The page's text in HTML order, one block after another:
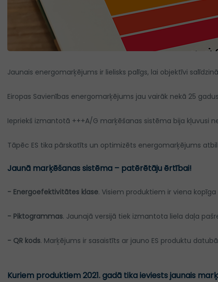
Jaunais energomarķējums ir lielisks palīgs, lai objektīvi
Eiropas Savienības energomarķējums jau vairāk nekā 25
Iepriekš izmantotā +++A/G marķēšanas sistēma bija kļuvusi
Tāpēc ES tika pārskatīts un optimizēts energomarķējums
Jaunā marķēšanas sistēma – patērētāju ērtībai!
- Energoefektivitātes klase. Visiem produktiem ir viena
- Piktogrammas. Jaunajā versijā tiek izmantota liela daļa
- QR kods. Marķējums ir sasaistīts ar jauno ES produktu
Kuriem produktiem 2021. gadā tika ieviests jaunais